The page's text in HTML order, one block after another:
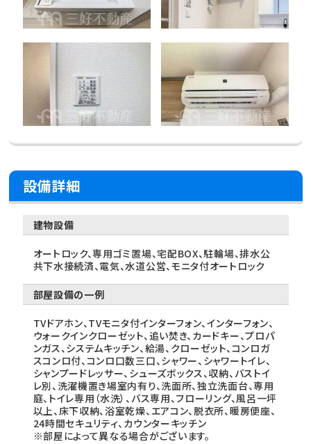
設備詳細
建物設備
オートロック、専用ゴミ置場、宅配BOX、駐輪場、排水公
共下水接続済、電気、水道公営、モニタ付オートロック
部屋設備の一例
TVドアホン、TVモニタ付インターフォン、インターフォン、
ウォークインクローゼット、追い焚き、カードキー、プロパ
ンガス、システムキッチン、給湯、クローゼット、コンロガ
スコンロ付、コンロ口数三口、シャワー、シャワートイレ、
シャンプードレッサー、シューズボックス、収納、バストイ
レ別、洗濯機置き場室内有り、洗面所、独立洗面台、専用
庭、トイレ専用（水洗）、バス専用、フローリング、風呂一坪
以上、床下収納、浴室乾燥、エアコン、脱衣所、暖房便座、
24時間セキュリティ、カウンターキッチン
※部屋によって異なる場合がございます。